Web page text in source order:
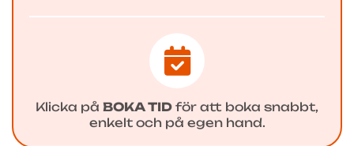
Klicka på BOKA TID för att boka snabbt,
enkelt och på egen hand.